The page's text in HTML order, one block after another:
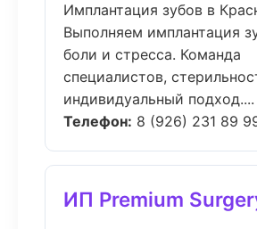
Имплантация зубов в
Выполняем имплантация
боли и стресса. Команда
специалистов,
индивидуальный подход....
Телефон: 8 (926) 231 89
ИП Premium